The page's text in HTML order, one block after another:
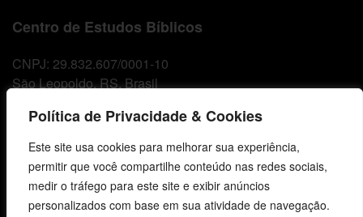
Política de Privacidade & Cookies
Este site usa cookies para melhorar sua experiência,
permitir que você compartilhe conteúdo nas redes sociais,
medir o tráfego para este site e exibir anúncios
personalizados com base em sua atividade de navegação.
Centro de Estudos Bíblicos
CNPJ: 29.832.607/0001-10
São Leopoldo, RS, Brasil
Fale Conosco
E-mails
vendas@cebi.org.br